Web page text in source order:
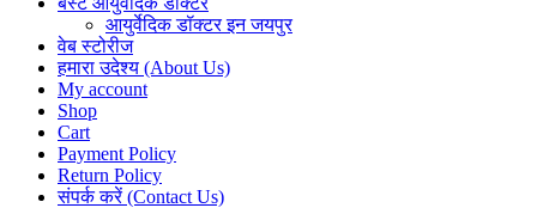
आयुर्वेदिक डॉक्टर इन जयपुर
वेब स्टोरीज
हमारा उदेश्य (About Us)
My account
Shop
Cart
Payment Policy
Return Policy
संपर्क करें (Contact Us)